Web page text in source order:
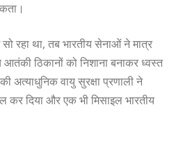
रहा था, तब भारतीय सेनाओं ने मात्र
ठिकानों को निशाना बनाकर ध्वस्त
अत्याधुनिक वायु सुरक्षा प्रणाली ने
कर दिया और एक भी मिसाइल भारतीय